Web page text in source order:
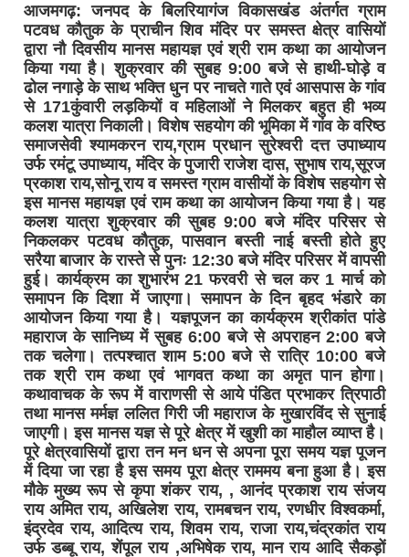
आजमगढ़: जनपद के बिलरियागंज विकासखंड अंतर्गत ग्राम
पटवध कौतुक के प्राचीन शिव मंदिर पर समस्त क्षेत्र वासियों
द्वारा नौ दिवसीय मानस महायज्ञ एवं श्री राम कथा का आयोजन
किया गया है। शुक्रवार की सुबह 9:00 बजे से हाथी-घोड़े व
ढोल नगाड़े के साथ भक्ति धुन पर नाचते गाते एवं आसपास के गांव
से 171कुंवारी लड़कियों व महिलाओं ने मिलकर बहुत ही भव्य
कलश यात्रा निकाली। विशेष सहयोग की भूमिका में गांव के वरिष्ठ
समाजसेवी श्यामकरन राय,ग्राम प्रधान सुरेश्वरी दत्त उपाध्याय
उर्फ रमंटू उपाध्याय, मंदिर के पुजारी राजेश दास, सुभाष राय,सूरज
प्रकाश राय,सोनू राय व समस्त ग्राम वासीयों के विशेष सहयोग से
इस मानस महायज्ञ एवं राम कथा का आयोजन किया गया है। यह
कलश यात्रा शुक्रवार की सुबह 9:00 बजे मंदिर परिसर से
निकलकर पटवध कौतुक, पासवान बस्ती नाई बस्ती होते हुए
सरैया बाजार के रास्ते से पुनः 12:30 बजे मंदिर परिसर में वापसी
हुई। कार्यक्रम का शुभारंभ 21 फरवरी से चल कर 1 मार्च को
समापन कि दिशा में जाएगा। समापन के दिन बृहद भंडारे का
आयोजन किया गया है। यज्ञपूजन का कार्यक्रम श्रीकांत पांडे
महाराज के सानिध्य में सुबह 6:00 बजे से अपराहन 2:00 बजे
तक चलेगा। तत्पश्चात शाम 5:00 बजे से रात्रि 10:00 बजे
तक श्री राम कथा एवं भागवत कथा का अमृत पान होगा।
कथावाचक के रूप में वाराणसी से आये पंडित प्रभाकर त्रिपाठी
तथा मानस मर्मज्ञ ललित गिरी जी महाराज के मुखारविंद से सुनाई
जाएगी। इस मानस यज्ञ से पूरे क्षेत्र में खुशी का माहौल व्याप्त है।
पूरे क्षेत्रवासियों द्वारा तन मन धन से अपना पूरा समय यज्ञ पूजन
में दिया जा रहा है इस समय पूरा क्षेत्र राममय बना हुआ है। इस
मौके मुख्य रूप से कृपा शंकर राय, , आनंद प्रकाश राय संजय
राय अमित राय, अखिलेश राय, रामबचन राय, रणधीर विश्वकर्मा,
इंद्रदेव राय, आदित्य राय, शिवम राय, राजा राय,चंद्रकांत राय
उर्फ डब्बू राय, शेंपूल राय ,अभिषेक राय, मान राय आदि सैकड़ों